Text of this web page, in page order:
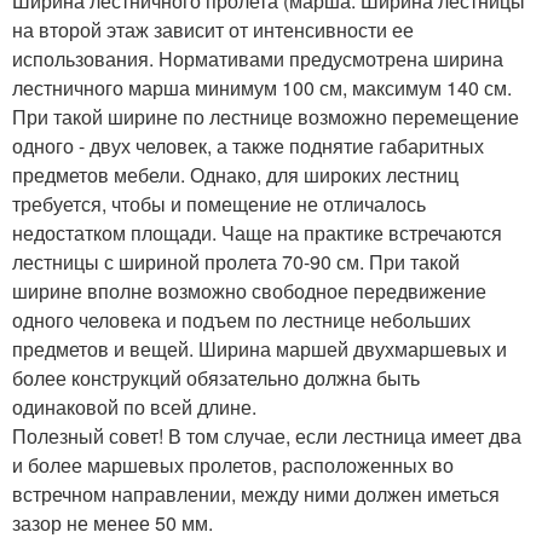
на второй этаж зависит от интенсивности ее
использования. Нормативами предусмотрена ширина
лестничного марша минимум 100 см, максимум 140 см.
При такой ширине по лестнице возможно перемещение
одного - двух человек, а также поднятие габаритных
предметов мебели. Однако, для широких лестниц
требуется, чтобы и помещение не отличалось
недостатком площади. Чаще на практике встречаются
лестницы с шириной пролета 70-90 см. При такой
ширине вполне возможно свободное передвижение
одного человека и подъем по лестнице небольших
предметов и вещей. Ширина маршей двухмаршевых и
более конструкций обязательно должна быть
одинаковой по всей длине.
Полезный совет! В том случае, если лестница имеет два
и более маршевых пролетов, расположенных во
встречном направлении, между ними должен иметься
зазор не менее 50 мм.